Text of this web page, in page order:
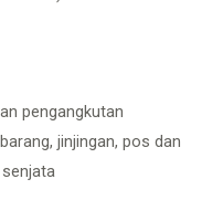
pengangkutan
jinjingan, pos dan